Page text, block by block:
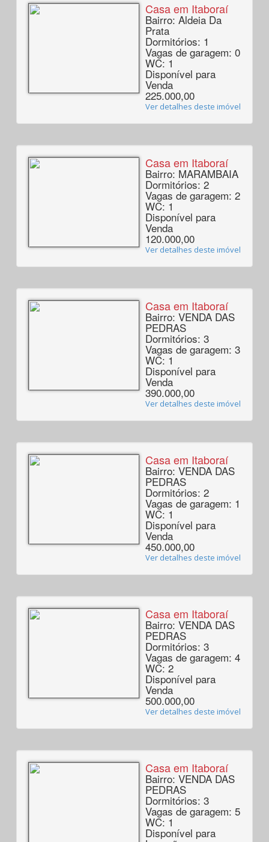
Casa em Itaboraí
Bairro: Aldeia Da
Prata
Dormitórios: 1
Vagas de garagem: 0
WC: 1
Disponível para
Venda
225.000,00
Ver detalhes deste imóvel
Casa em Itaboraí
Bairro: MARAMBAIA
Dormitórios: 2
Vagas de garagem: 2
WC: 1
Disponível para
Venda
120.000,00
Ver detalhes deste imóvel
Casa em Itaboraí
Bairro: VENDA DAS
PEDRAS
Dormitórios: 3
Vagas de garagem: 3
WC: 1
Disponível para
Venda
390.000,00
Ver detalhes deste imóvel
Casa em Itaboraí
Bairro: VENDA DAS
PEDRAS
Dormitórios: 2
Vagas de garagem: 1
WC: 1
Disponível para
Venda
450.000,00
Ver detalhes deste imóvel
Casa em Itaboraí
Bairro: VENDA DAS
PEDRAS
Dormitórios: 3
Vagas de garagem: 4
WC: 2
Disponível para
Venda
500.000,00
Ver detalhes deste imóvel
Casa em Itaboraí
Bairro: VENDA DAS
PEDRAS
Dormitórios: 3
Vagas de garagem: 5
WC: 1
Disponível para